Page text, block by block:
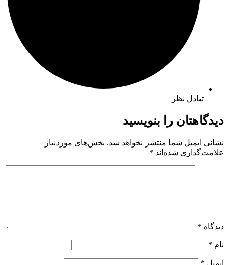
تبادل نظر
دیدگاهتان را بنویسید
نشانی ایمیل شما منتشر نخواهد شد. بخش‌های موردنیاز
علامت‌گذاری شده‌اند *
دیدگاه *
نام *